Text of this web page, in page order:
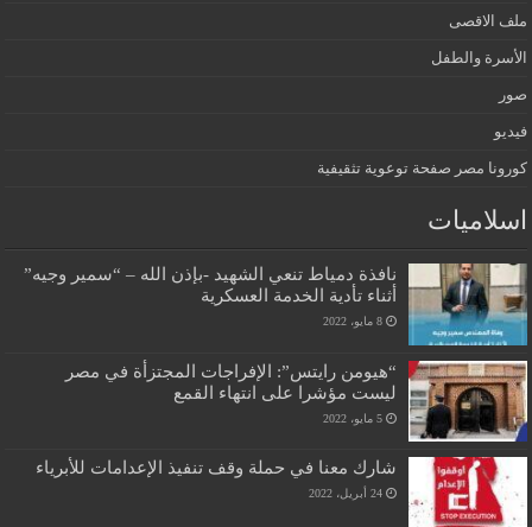
ملف الاقصى
الأسرة والطفل
صور
فيديو
كورونا مصر صفحة توعوية تثقيفية
اسلاميات
نافذة دمياط تنعي الشهيد -بإذن الله – “سمير وجيه”
أثناء تأدية الخدمة العسكرية
8 مايو، 2022
“هيومن رايتس”: الإفراجات المجتزأة في مصر
ليست مؤشرا على انتهاء القمع
5 مايو، 2022
شارك معنا في حملة وقف تنفيذ الإعدامات للأبرياء
24 أبريل، 2022